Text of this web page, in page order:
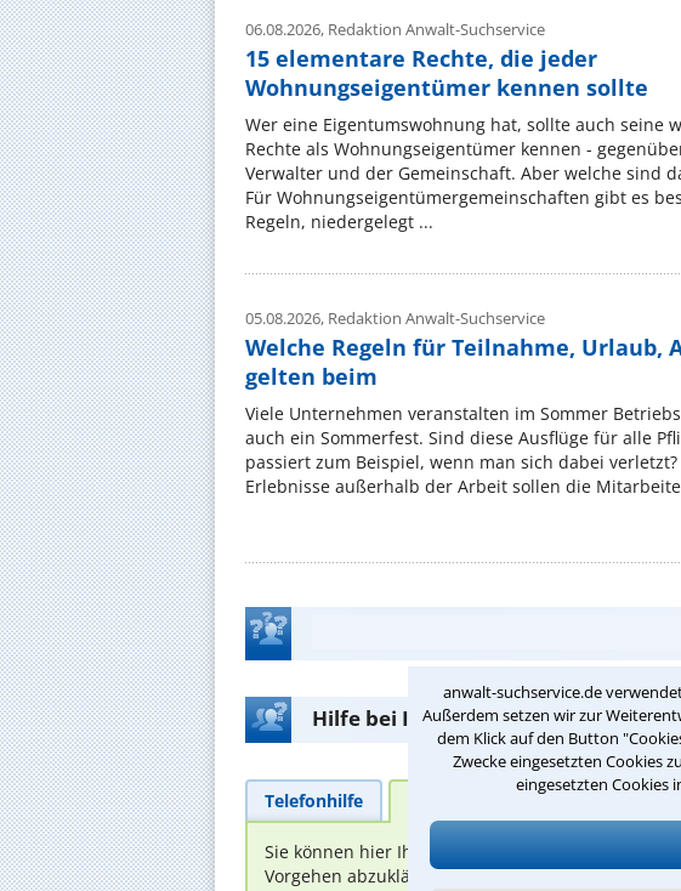
anwalt-suchservice.de
Außerdem setzen wir zur
dem Klick auf den Button
Zwecke eingesetzten Cookies
eingesetzten Cookies
06.08.2026, Redaktion Anwalt-Suchservice
15 elementare Rechte, die jeder
Wohnungseigentümer kennen sollte
Wer eine Eigentumswohnung hat, sollte auch seine
Rechte als Wohnungseigentümer kennen -
Verwalter und der Gemeinschaft. Aber welche sind
Für Wohnungseigentümergemeinschaften gibt es
Regeln, niedergelegt ...
05.08.2026, Redaktion Anwalt-Suchservice
Welche Regeln für Teilnahme, Urlaub,
gelten beim
Viele Unternehmen veranstalten im Sommer
auch ein Sommerfest. Sind diese Ausflüge für alle
passiert zum Beispiel, wenn man sich dabei
Erlebnisse außerhalb der Arbeit sollen die
Hilfe bei Ihrer Anwaltsuche?
Telefonhilfe Beratungsanfrage
Sie können hier Ihren Fall schildern.
Vorgehen abzuklären. Die Rückmeldung durch